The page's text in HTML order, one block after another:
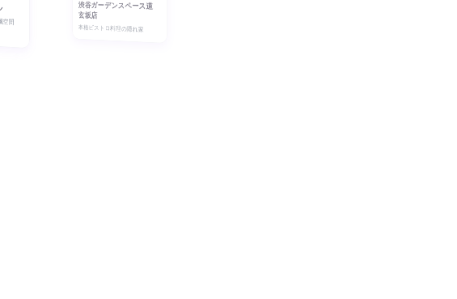
空間
渋谷ガーデンスペース道
玄坂店
本格ビストロ料理の隠れ家